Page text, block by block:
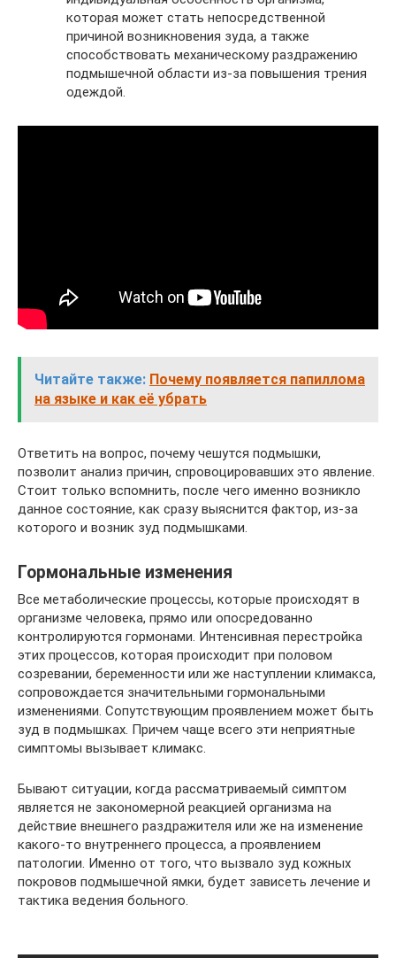
которая может стать непосредственной
причиной возникновения зуда, а также
способствовать механическому раздражению
подмышечной области из-за повышения трения
одеждой.
Читайте также: Почему появляется папиллома
на языке и как её убрать
Ответить на вопрос, почему чешутся подмышки,
позволит анализ причин, спровоцировавших это явление.
Стоит только вспомнить, после чего именно возникло
данное состояние, как сразу выяснится фактор, из-за
которого и возник зуд подмышками.
Гормональные изменения
Все метаболические процессы, которые происходят в
организме человека, прямо или опосредованно
контролируются гормонами. Интенсивная перестройка
этих процессов, которая происходит при половом
созревании, беременности или же наступлении климакса,
сопровождается значительными гормональными
изменениями. Сопутствующим проявлением может быть
зуд в подмышках. Причем чаще всего эти неприятные
симптомы вызывает климакс.
Бывают ситуации, когда рассматриваемый симптом
является не закономерной реакцией организма на
действие внешнего раздражителя или же на изменение
какого-то внутреннего процесса, а проявлением
патологии. Именно от того, что вызвало зуд кожных
покровов подмышечной ямки, будет зависеть лечение и
тактика ведения больного.